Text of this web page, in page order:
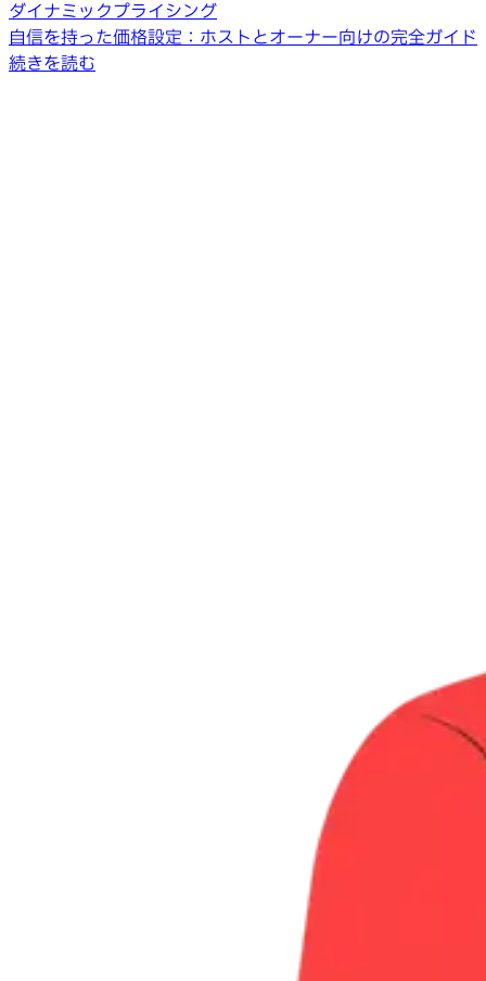
ダイナミックプライシング
自信を持った価格設定：ホストとオーナー向けの完全ガイド
続きを読む